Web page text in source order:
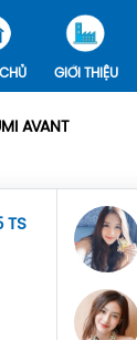
GIỚI THIỆU
AVANT
TS